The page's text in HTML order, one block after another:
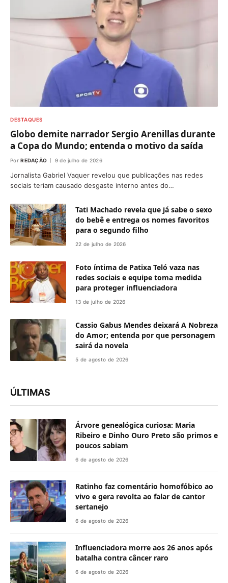
DESTAQUES
Globo demite narrador Sergio Arenillas durante
a Copa do Mundo; entenda o motivo da saída
Por REDAÇÃO 9 de julho de 2026
Jornalista Gabriel Vaquer revelou que publicações nas redes
sociais teriam causado desgaste interno antes do…
Tati Machado revela que já sabe o sexo
do bebê e entrega os nomes favoritos
para o segundo filho
22 de julho de 2026
Foto íntima de Patixa Teló vaza nas
redes sociais e equipe toma medida
para proteger influenciadora
13 de julho de 2026
Cassio Gabus Mendes deixará A Nobreza
do Amor; entenda por que personagem
sairá da novela
5 de agosto de 2026
ÚLTIMAS
Árvore genealógica curiosa: Maria
Ribeiro e Dinho Ouro Preto são primos e
poucos sabiam
6 de agosto de 2026
Ratinho faz comentário homofóbico ao
vivo e gera revolta ao falar de cantor
sertanejo
6 de agosto de 2026
Influenciadora morre aos 26 anos após
batalha contra câncer raro
6 de agosto de 2026